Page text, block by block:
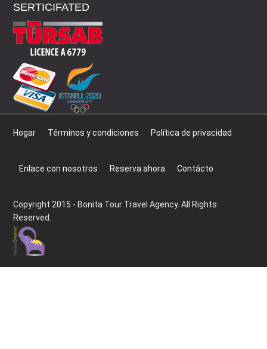
SERTICIFATED
Hogar Términos y condiciones Política de privacidad
Enlace con nosotros Reserva ahora Contácto
Copyright 2015 - Bonita Tour Travel Agency. All Rights
Reserved.